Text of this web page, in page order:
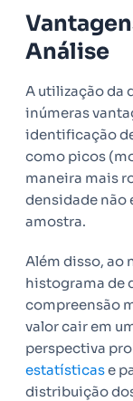
Análise
A utilização da
inúmeras
identificação
como picos
maneira mais
densidade não
amostra.
Além disso, ao
histograma de
compreensão
valor cair em
perspectiva
estatísticase
distribuição